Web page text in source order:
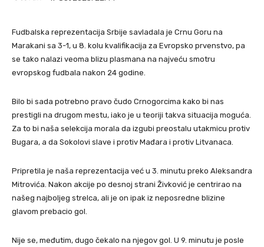
Fudbalska reprezentacija Srbije savladala je Crnu Goru na
Marakani sa 3-1, u 8. kolu kvalifikacija za Evropsko prvenstvo, pa
se tako nalazi veoma blizu plasmana na najveću smotru
evropskog fudbala nakon 24 godine.
Bilo bi sada potrebno pravo čudo Crnogorcima kako bi nas
prestigli na drugom mestu, iako je u teoriji takva situacija moguća.
Za to bi naša selekcija morala da izgubi preostalu utakmicu protiv
Bugara, a da Sokolovi slave i protiv Mađara i protiv Litvanaca.
Pripretila je naša reprezentacija već u 3. minutu preko Aleksandra
Mitrovića. Nakon akcije po desnoj strani Živković je centrirao na
našeg najboljeg strelca, ali je on ipak iz neposredne blizine
glavom prebacio gol.
Nije se, međutim, dugo čekalo na njegov gol. U 9. minutu je posle